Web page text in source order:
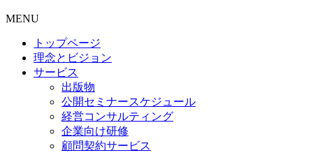
MENU
トップページ
理念とビジョン
サービス
出版物
公開セミナースケジュール
経営コンサルティング
企業向け研修
顧問契約サービス